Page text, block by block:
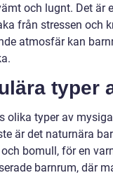
och lugnt. Det är
från stressen och
atmosfär kan
typer
olika typer av
är det naturnära
bomull, för en
barnrum, där